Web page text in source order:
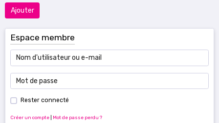
Ajouter
Espace membre
Rester connecté
Créer un compte Mot de passe perdu ?